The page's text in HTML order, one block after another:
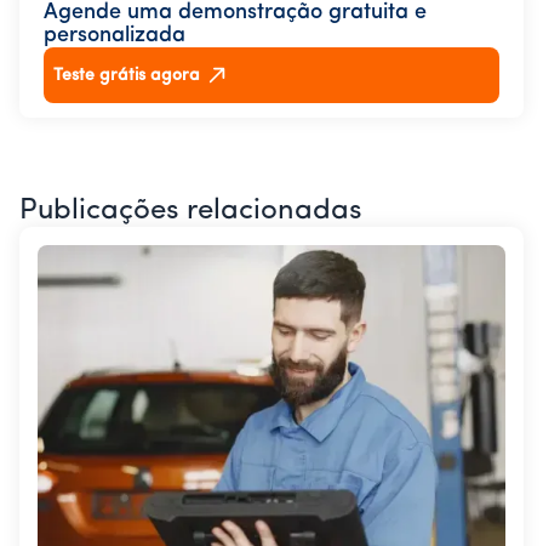
Agende uma demonstração gratuita e
personalizada
Teste grátis agora
Publicações relacionadas